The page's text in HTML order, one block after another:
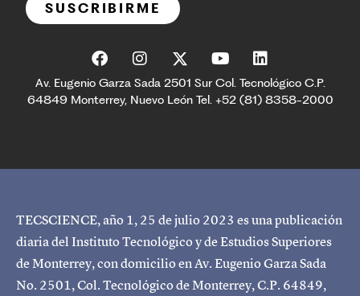
SUSCRIBIRME
Av. Eugenio Garza Sada 2501 Sur Col. Tecnológico C.P.
64849 Monterrey, Nuevo León Tel. +52 (81) 8358-2000
TECSCIENCE, año 1, 25 de julio 2023 es una publicación
diaria del Instituto Tecnológico y de Estudios Superiores
de Monterrey, con domicilio en Av. Eugenio Garza Sada
No. 2501, Col. Tecnológico de Monterrey, C.P. 64849,